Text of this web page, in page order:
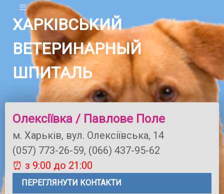
ХАРКІВСЬКИЙ
ВЕТЕРИНАРНЫЙ
ШПИТАЛЬ
Олексіївка / Павлове Поле
м. Харьків, вул. Олексіївська, 14
(057) 773-26-59, (066) 437-95-62
⏰ з 9:00 до 21:00
ПЕРЕГЛЯНУТИ КОНТАКТИ